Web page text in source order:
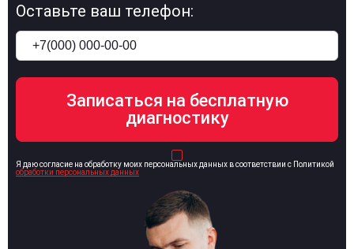
Оставьте ваш телефон:
Я даю согласие на обработку моих персональных данных в соответствии с Политикой
обработки персональных данных